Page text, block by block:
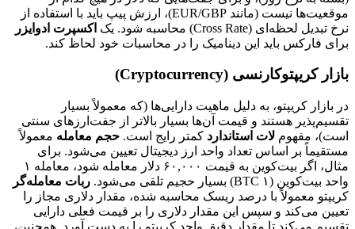
موقعیت‌ها نیست (مانند EUR/GBP)، ارزش پیپ باید با استفاده از
نرخ تبدیل لحظه‌ای (Cross Rate) محاسبه شود. یک
اکسپرت ادوایزر
برای فارکس باید این دینامیک را در محاسبات خود لحاظ کند.
بازار کریپتوکارنسی (Cryptocurrency)
در بازار کریپتو، به دلیل ماهیت دارایی‌ها (که معمولاً بسیار
تقسیم‌پذیر هستند و قیمت آن‌ها بسیار بالاتر از جفت‌ارزهای سنتی
است)، مفهوم لات استاندارد کمتر رایج است. حجم معامله معمولاً
مستقیماً بر اساس تعداد واحد ارز دیجیتال تعیین می‌شود. برای
مثال، اگر بیت‌کوین به قیمت ۶۰,۰۰۰ دلار معامله شود، معامله ۱
واحد بیت‌کوین (۱ BTC) بسیار حجیم تلقی می‌شود.
ربات معامله‌گر
کریپتو معمولاً با درصد ریسک محاسبه شده، مقدار دلاری مجاز را
تعیین می‌کند و سپس این مقدار دلاری را بر قیمت فعلی دارایی
تقسیم می‌کند تا مقدار دقیق واحد کریپتو را به دست آورد. همچنین،